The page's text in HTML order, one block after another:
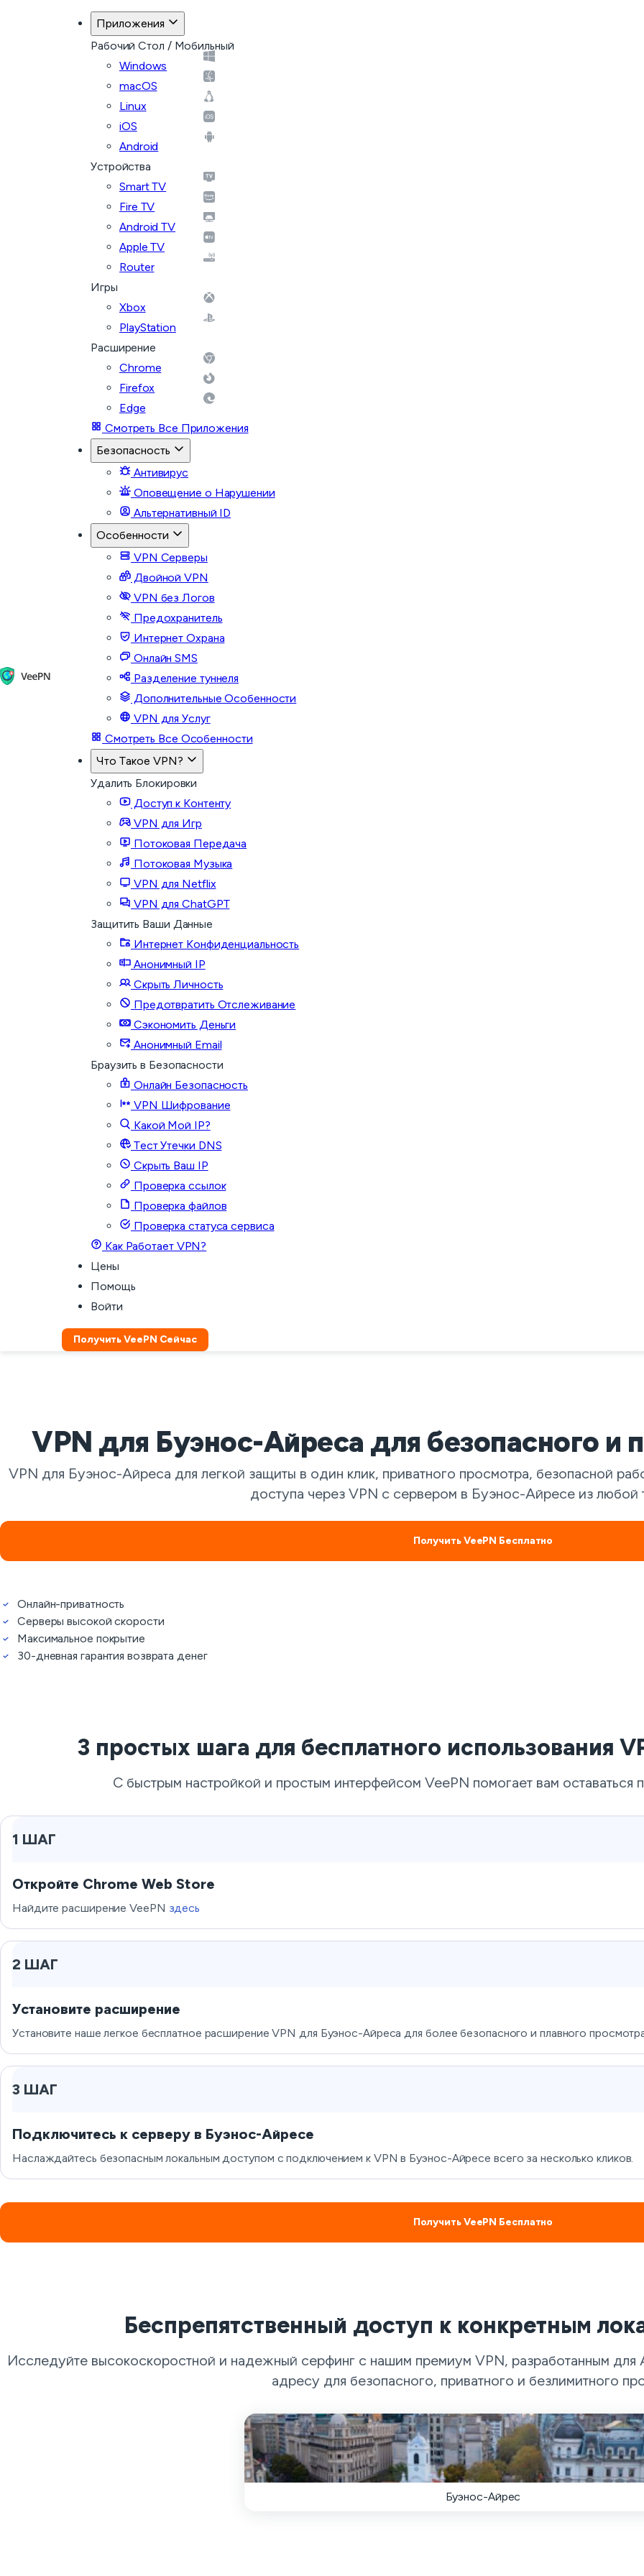
Приложения
Рабочий Стол / Мобильный
Windows
macOS
Linux
iOS
Android
Устройства
Smart TV
Fire TV
Android TV
Apple TV
Router
Игры
Xbox
PlayStation
Расширение
Chrome
Firefox
Edge
Смотреть Все Приложения
Безопасность
Антивирус
Оповещение о Нарушении
Альтернативный ID
Особенности
VPN Серверы
Двойной VPN
VPN без Логов
Предохранитель
Интернет Охрана
Онлайн SMS
Разделение туннеля
Дополнительные Особенности
VPN для Услуг
Смотреть Все Особенности
Что Такое VPN?
Удалить Блокировки
Доступ к Контенту
VPN для Игр
Потоковая Передача
Потоковая Музыка
VPN для Netflix
VPN для ChatGPT
Защитить Ваши Данные
Интернет Конфиденциальность
Анонимный IP
Скрыть Личность
Предотвратить Отслеживание
Сэкономить Деньги
Анонимный Email
Браузить в Безопасности
Онлайн Безопасность
VPN Шифрование
Какой Мой IP?
Тест Утечки DNS
Скрыть Ваш IP
Проверка ссылок
Проверка файлов
Проверка статуса сервиса
Как Работает VPN?
Цены
Помощь
Войти
Получить VeePN Сейчас
VPN для Буэнос-Айреса для безопасного и
VPN для Буэнос-Айреса для легкой защиты в один клик, приватного просмотра, безопасной
доступа через VPN с сервером в Буэнос-Айресе из любой
Получить VeePN Бесплатно
Онлайн-приватность
Серверы высокой скорости
Максимальное покрытие
30-дневная гарантия возврата денег
3 простых шага для бесплатного использования
С быстрым настройкой и простым интерфейсом VeePN помогает вам оставаться
1 ШАГ
Откройте Chrome Web Store
Найдите расширение VeePN здесь
2 ШАГ
Установите расширение
Установите наше легкое бесплатное расширение VPN для Буэнос-Айреса для более безопасного и плавного
3 ШАГ
Подключитесь к серверу в Буэнос-Айресе
Наслаждайтесь безопасным локальным доступом с подключением к VPN в Буэнос-Айресе всего за несколько кликов.
Получить VeePN Бесплатно
Беспрепятственный доступ к конкретным
Исследуйте высокоскоростной и надежный серфинг с нашим премиум VPN, разработанным для
адресу для безопасного, приватного и безлимитного
Буэнос-Айрес